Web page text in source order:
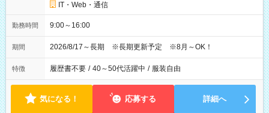
IT・Web・通信
勤務時間 9:00～16:00
期間 2026/8/17～長期 ※長期更新予定 ※8月～OK！
特徴 履歴書不要 / 40～50代活躍中 / 服装自由
気になる！ 応募する 詳細へ